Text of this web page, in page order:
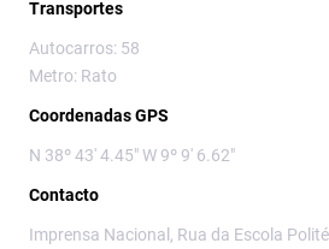
Transportes
Autocarros: 58
Metro: Rato
Coordenadas GPS
N 38º 43' 4.45" W 9º 9' 6.62"
Contacto
Imprensa Nacional, Rua da Escola